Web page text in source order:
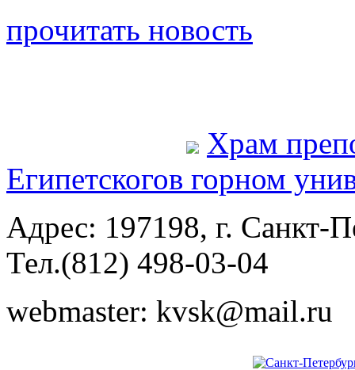
прочитать новость
Храм
Египетскогов горном
Адрес: 197198, г. Санкт-
Тел.(812) 498-03-04
webmaster: kvsk@mail.ru